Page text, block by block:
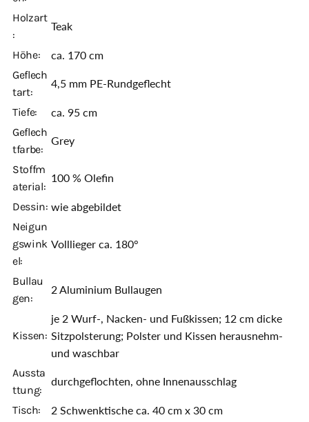
Holzart
:
Teak
Höhe:
ca. 170 cm
Geflech
tart:
4,5 mm PE-Rundgeflecht
Tiefe:
ca. 95 cm
Geflech
tfarbe:
Grey
Stoffm
aterial:
100 % Olefin
Dessin: wie abgebildet
Neigun
gswink
el:
Volllieger ca. 180°
Bullau
gen:
2 Aluminium Bullaugen
Kissen:
je 2 Wurf-, Nacken- und Fußkissen; 12 cm dicke
Sitzpolsterung; Polster und Kissen herausnehm-
und waschbar
Aussta
ttung:
durchgeflochten, ohne Innenausschlag
Tisch:
2 Schwenktische ca. 40 cm x 30 cm